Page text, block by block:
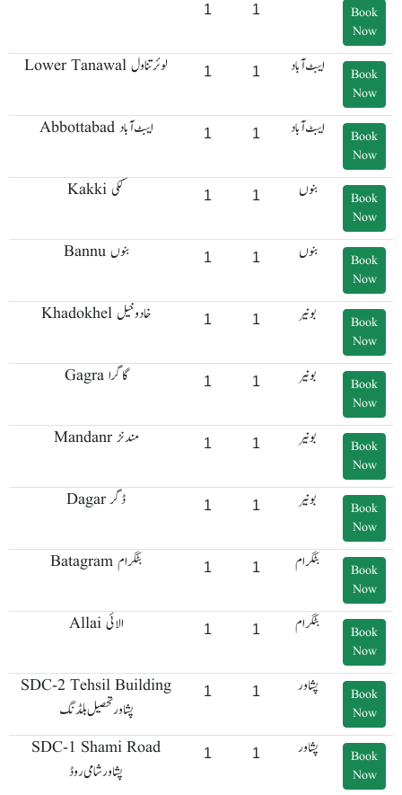
1 1
Book
Now
Lower Tanawal لوئر تناول 1 1 ایبٹ آباد
Book
Now
Abbottabad ایبٹ آباد 1 1 ایبٹ آباد
Book
Now
Kakki ککی 1 1 بنوں
Book
Now
Bannu بنوں 1 1 بنوں
Book
Now
Khadokhel خادوخیل 1 1 بونیر
Book
Now
Gagra گاگرا 1 1 بونیر
Book
Now
Mandanr مندنڑ 1 1 بونیر
Book
Now
Dagar ڈگر 1 1 بونیر
Book
Now
Batagram بٹگرام 1 1 بٹگرام
Book
Now
Allai الائی 1 1 بٹگرام
Book
Now
SDC-2 Tehsil Building
پشاور تحصیل بلڈنگ
1 1 پشاور
Book
Now
SDC-1 Shami Road
پشاور شامی روڈ
1 1 پشاور
Book
Now